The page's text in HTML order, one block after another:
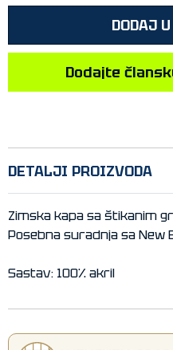
DODAJ
Dodajte
DETALJI PROIZVODA
Zimska kapa sa štikanim
Posebna suradnja sa New
Sastav: 100% akril